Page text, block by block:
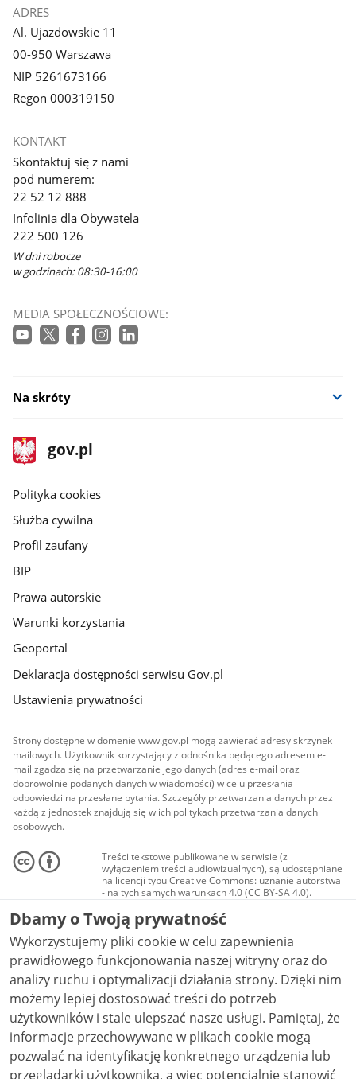
ADRES
Al. Ujazdowskie 11
00-950 Warszawa
NIP 5261673166
Regon 000319150
KONTAKT
Skontaktuj się z nami
pod numerem:
22 52 12 888
Infolinia dla Obywatela
222 500 126
W dni robocze
w godzinach: 08:30-16:00
MEDIA SPOŁECZNOŚCIOWE:
Na skróty
stopka
gov.pl
Strona
gov.pl
gov.pl
Polityka cookies
Służba cywilna
Profil zaufany
BIP
Prawa autorskie
Warunki korzystania
Geoportal
Deklaracja dostępności serwisu Gov.pl
Ustawienia prywatności
Strony dostępne w domenie www.gov.pl mogą zawierać adresy skrzynek
mailowych. Użytkownik korzystający z odnośnika będącego adresem e-
mail zgadza się na przetwarzanie jego danych (adres e-mail oraz
dobrowolnie podanych danych w wiadomości) w celu przesłania
odpowiedzi na przesłane pytania. Szczegóły przetwarzania danych przez
każdą z jednostek znajdują się w ich politykach przetwarzania danych
osobowych.
Treści tekstowe publikowane w serwisie (z
wyłączeniem treści audiowizualnych), są udostępniane
na licencji typu Creative Commons: uznanie autorstwa
- na tych samych warunkach 4.0 (CC BY-SA 4.0).
Materiały audiowizualne, w tym zdjęcia, materiały
audio i wideo, są udostępniane na licencji typu
Creative Commons: uznanie autorstwa użycie
niekomercyjne - bez utworów zależnych 4.0 (CC BY-
NC-ND 4.0), o ile nie jest to stwierdzone inaczej.
Dbamy o Twoją prywatność
Wykorzystujemy pliki cookie w celu zapewnienia
prawidłowego funkcjonowania naszej witryny oraz do
analizy ruchu i optymalizacji działania strony. Dzięki nim
możemy lepiej dostosować treści do potrzeb
użytkowników i stale ulepszać nasze usługi. Pamiętaj, że
informacje przechowywane w plikach cookie mogą
pozwalać na identyfikację konkretnego urządzenia lub
przeglądarki użytkownika, a więc potencjalnie stanowić